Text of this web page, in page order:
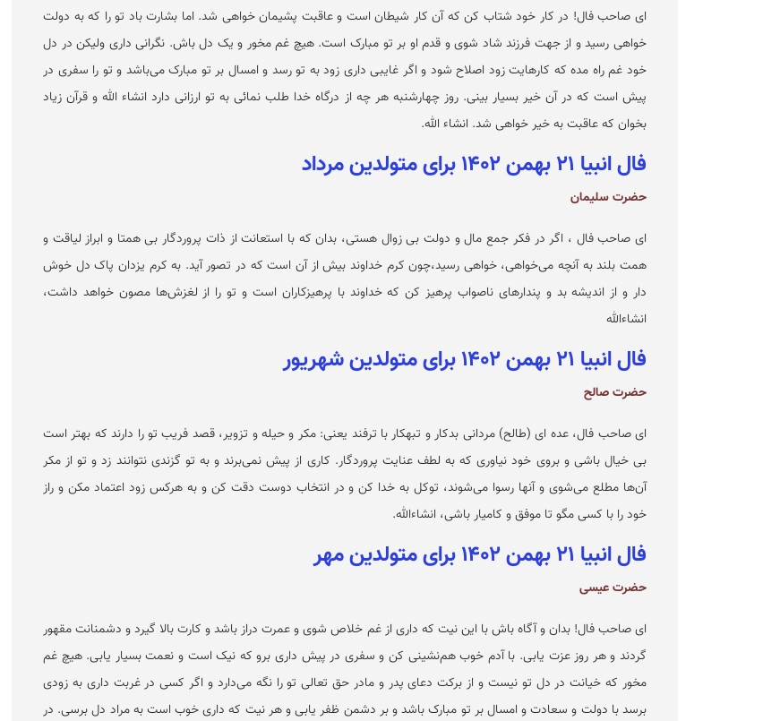
ای صاحب فال! در کار خود شتاب کن که آن کار شیطان است و عاقبت پشیمان خواهی شد. اما بشارت باد تو را که به دولت
خواهی رسید و از جهت فرزند شاد شوی و قدم او بر تو مبارک است. هیچ غم مخور و یک دل باش. نگرانی داری ولیکن در دل
خود غم راه مده که کارهایت زود اصلاح شود و اگر غایبی داری زود به تو رسد و امسال بر تو مبارک می‌باشد و تو را سفری در
پیش است که در آن خیر بسیار بینی. روز چهارشنبه هر چه از درگاه خدا طلب نمائی به تو ارزانی دارد انشاء الله و قرآن زیاد
بخوان که عاقبت به خیر خواهی شد. انشاء الله.
فال انبیا ۲۱ بهمن ۱۴۰۲ برای متولدین مرداد
حضرت سلیمان
ای صاحب فال ، اگر در فکر جمع مال و دولت بی زوال هستی، بدان که با استعانت از ذات پروردگار بی همتا و ابراز لیاقت و
همت بلند به آنچه می‌خواهی، خواهی رسید،چون کرم خداوند بیش از آن است که در تصور آید. به کرم یزدان پاک دل خوش
دار و از اندیشه بد و پندارهای ناصواب پرهیز کن که خداوند با پرهیزکاران است و تو را از لغزش‌ها مصون خواهد داشت،
انشاءالله
فال انبیا ۲۱ بهمن ۱۴۰۲ برای متولدین شهریور
حضرت صالح
ای صاحب فال، عده ای (طالح) مردانی بدکار و تبهکار با ترفند یعنی: مکر و حیله و تزویر، قصد فریب تو را دارند که بهتر است
بی خیال باشی و بروی خود نیاوری که به لطف عنایت پروردگار. کاری از پیش نمی‌برند و به تو گزندی نتوانند زد و تو از مکر
آن‌ها مطلع می‌شوی و آنها رسوا می‌شوند، توکل به خدا کن و در انتخاب دوست دقت کن و به هرکس زود اعتماد مکن و راز
خود را با کسی مگو تا موفق و کامیار باشی، انشاءالله.
فال انبیا ۲۱ بهمن ۱۴۰۲ برای متولدین مهر
حضرت عیسی
ای صاحب فال! بدان و آگاه باش با این نیت که داری از غم خلاص شوی و عمرت دراز باشد و کارت بالا گیرد و دشمنانت مقهور
گردند و هر روز عزت یابی. با آدم خوب هم‌نشینی کن و سفری در پیش داری برو که نیک است و نعمت بسیار یابی. هیچ غم
مخور که خیانت در دل تو نیست و از برکت دعای پدر و مادر حق تعالی تو را نگه می‌دارد و اگر کسی در غربت داری به زودی
برسد با دولت و سعادت و امسال بر تو مبارک باشد و بر دشمن ظفر یابی و هر نیت که داری خوب است به مراد دل برسی. در